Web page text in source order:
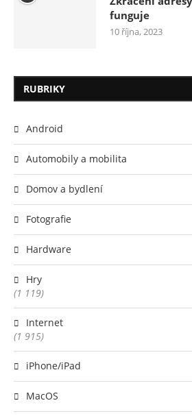
funguje
10 října, 2023
RUBRIKY
Android
Automobily a mobilita
Domov a bydlení
Fotografie
Hardware
Hry
(1 119)
Internet
(1 915)
iPhone/iPad
MacOS